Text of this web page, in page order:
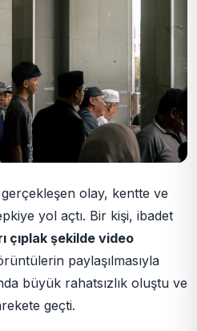
olay, kentte ve
yol açtı. Bir kişi, ibadet
çıplak şekilde video
paylaşılmasıyla
büyük rahatsızlık oluştu ve
geçti.